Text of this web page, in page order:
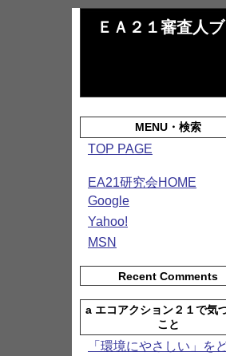
ＥＡ２１審査人
MENU・検索
TOP PAGE
EA21研究会HOME
Google
Yahoo!
MSN
Recent Comments
a エコアクション２１で気
こと
「環境にやさしい」を